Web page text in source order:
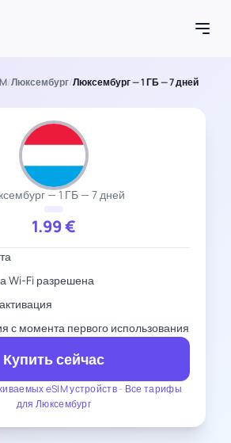
/Люксембург/Люксембург — 1 ГБ — 7 дней
— 1 ГБ — 7 дней
1.99€
eSIM устройств- Все тарифы
для Люксембург
Wi-Fi разрешена
с момента первого использования
Купить сейчас